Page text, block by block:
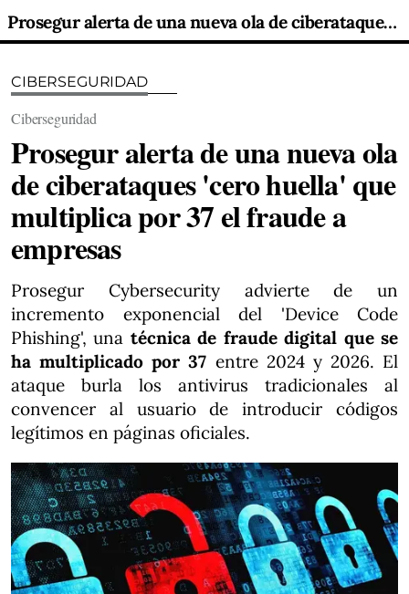
Prosegur alerta de una nueva ola de ciberataques 'cero huella' que multiplica por 37 el fraude a empresas
CIBERSEGURIDAD
Ciberseguridad
Prosegur alerta de una nueva ola
de ciberataques 'cero huella' que
multiplica por 37 el fraude a
empresas
Prosegur Cybersecurity advierte de un
incremento exponencial del 'Device Code
Phishing', una técnica de fraude digital que se
ha multiplicado por 37 entre 2024 y 2026. El
ataque burla los antivirus tradicionales al
convencer al usuario de introducir códigos
legítimos en páginas oficiales.